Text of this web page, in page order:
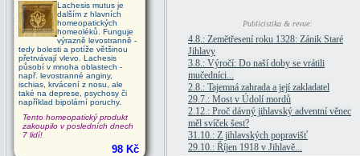
Lachesis mutus je
dalším z hlavních
homeopatických
homeoléků. Funguje
výrazně levostranně -
tedy bolesti a potíže většinou
přetrvávají vlevo. Lachesis
působí v mnoha oblastech -
např. levostranné anginy,
ischias, krvácení z nosu, ale
také na deprese, psychosy či
například bipolární poruchy.
Tento homeopatický produkt
zakoupilo v posledních dnech
7 lidí!
98 Kč
Publicistika & revue:
4.8.: Zemětřesení roku 1328: Zánik Staré
Jihlavy
3.8.: Výročí: Do naší doby se vrátili
mučedníci...
2.8.: Tajemná zahrada a její zakladatel
29.7.: Most v Údolí mordů
2.12.: Proč dávný jihlavský adventní věnec
měl svíček šest?
31.10.: Z jihlavských popravišť
29.10.: Říjen 1918 v Jihlavě...